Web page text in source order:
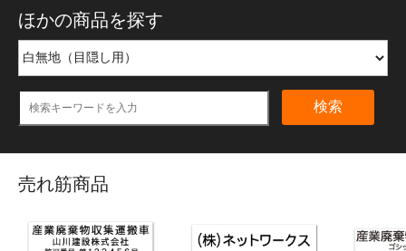
ほかの商品を探す
検索
売れ筋商品